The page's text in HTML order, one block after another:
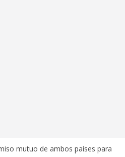
mutuo de ambos países para